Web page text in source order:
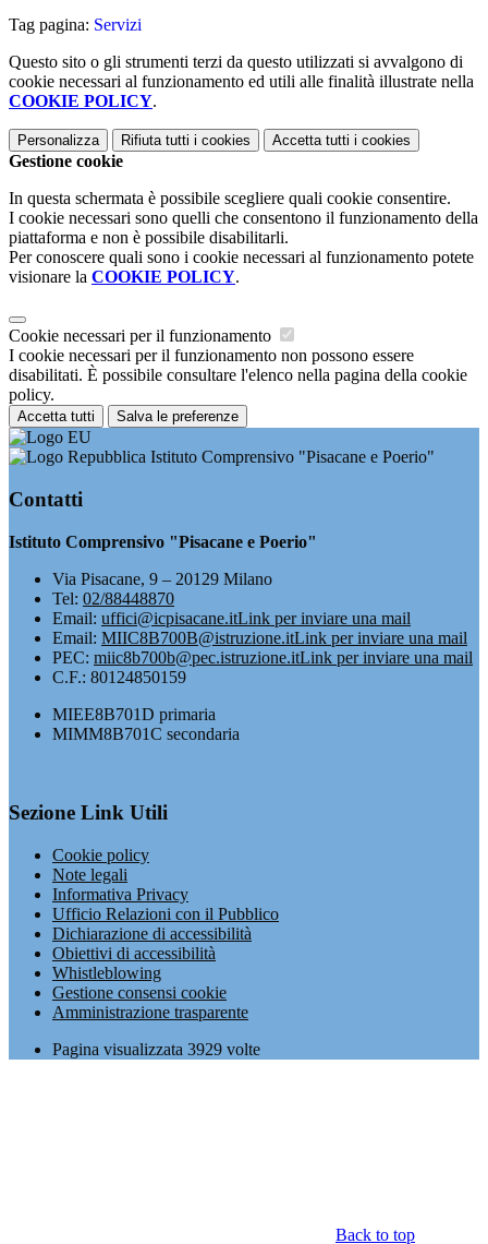
Tag pagina: Servizi
Questo sito o gli strumenti terzi da questo utilizzati si avvalgono di
cookie necessari al funzionamento ed utili alle finalità illustrate nella
COOKIE POLICY.
Personalizza Rifiuta tutti i cookies Accetta tutti i cookies
Gestione cookie
In questa schermata è possibile scegliere quali cookie consentire.
I cookie necessari sono quelli che consentono il funzionamento della
piattaforma e non è possibile disabilitarli.
Per conoscere quali sono i cookie necessari al funzionamento potete
visionare la COOKIE POLICY.
Cookie necessari per il funzionamento
I cookie necessari per il funzionamento non possono essere
disabilitati. È possibile consultare l'elenco nella pagina della cookie
policy.
Accetta tutti Salva le preferenze
Istituto Comprensivo "Pisacane e Poerio"
Contatti
Istituto Comprensivo "Pisacane e Poerio"
Via Pisacane, 9 – 20129 Milano
Tel: 02/88448870
Email: uffici@icpisacane.itLink per inviare una mail
Email: MIIC8B700B@istruzione.itLink per inviare una mail
PEC: miic8b700b@pec.istruzione.itLink per inviare una mail
C.F.: 80124850159
MIEE8B701D primaria
MIMM8B701C secondaria
Sezione Link Utili
Cookie policy
Note legali
Informativa Privacy
Ufficio Relazioni con il Pubblico
Dichiarazione di accessibilità
Obiettivi di accessibilità
Whistleblowing
Gestione consensi cookie
Amministrazione trasparente
Pagina visualizzata 3929 volte
Back to top